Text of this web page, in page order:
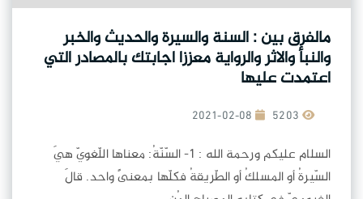
مالفرق بين : السنة والسيرة والحديث والخبر
والنبأ والاثر والرواية معززا اجابتك بالمصادر التي
اعتمدت عليها
2021-02-08
السلام عليكم ورحمة الله : 1- السّنّةُ: معناها اللّغويّ هيَ
السّيرةُ أو المسلكُ أو الطّريقةُ فكلّها بمعنىً واحد. قالَ